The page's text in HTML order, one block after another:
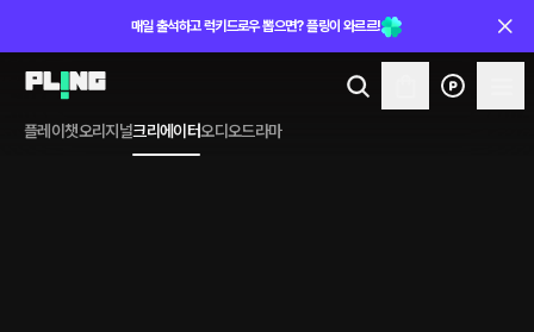
매일 출석하고 럭키드로우 뽑으면? 플링이 와르르!
플레이챗오리지널크리에이터오디오드라마